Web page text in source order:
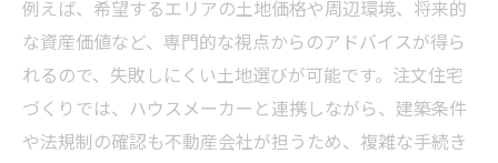
例えば、希望するエリアの土地価格や周辺環境、将来的
な資産価値など、専門的な視点からのアドバイスが得ら
れるので、失敗しにくい土地選びが可能です。注文住宅
づくりでは、ハウスメーカーと連携しながら、建築条件
や法規制の確認も不動産会社が担うため、複雑な手続き